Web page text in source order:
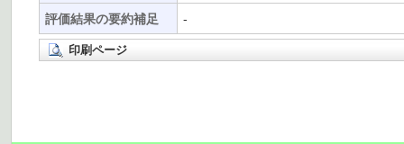
評価結果の要約補足 -
印刷ページ